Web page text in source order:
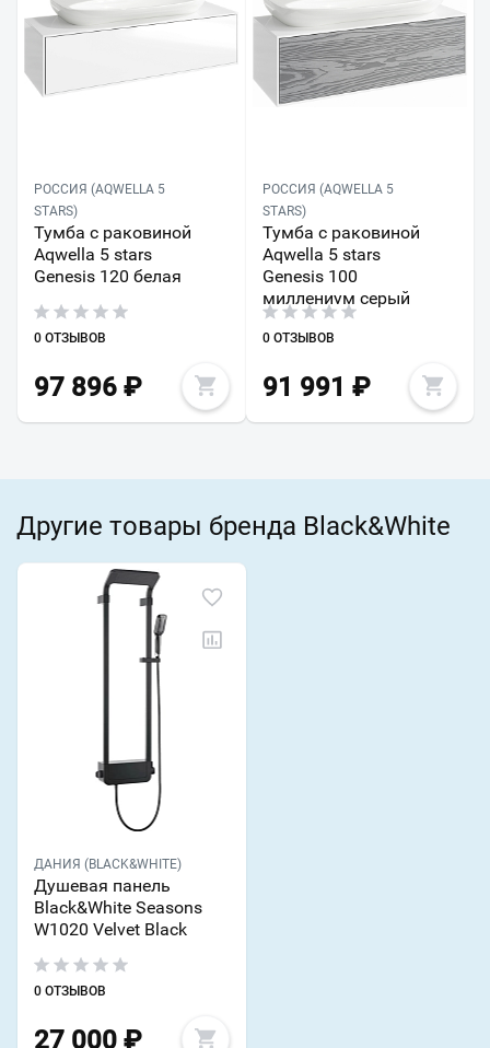
РОССИЯ (AQWELLA 5
STARS)
Тумба с раковиной
Aqwella 5 stars
Genesis 120 белая
0 ОТЗЫВОВ
97 896 ₽
РОССИЯ (AQWELLA 5
STARS)
Тумба с раковиной
Aqwella 5 stars
Genesis 100
миллениум серый
0 ОТЗЫВОВ
91 991 ₽
Другие товары бренда Black&White
ДАНИЯ (BLACK&WHITE)
Душевая панель
Black&White Seasons
W1020 Velvet Black
0 ОТЗЫВОВ
27 000 ₽